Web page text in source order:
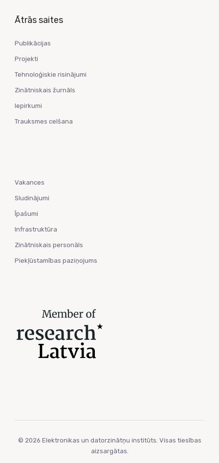
Ātrās saites
Publikācijas
Projekti
Tehnoloģiskie risinājumi
Zinātniskais žurnāls
Iepirkumi
Trauksmes celšana
Vakances
Sludinājumi
Īpašumi
Infrastruktūra
Zinātniskais personāls
Piekļūstamības paziņojums
© 2026 Elektronikas un datorzinātņu institūts. Visas tiesības
aizsargātas.